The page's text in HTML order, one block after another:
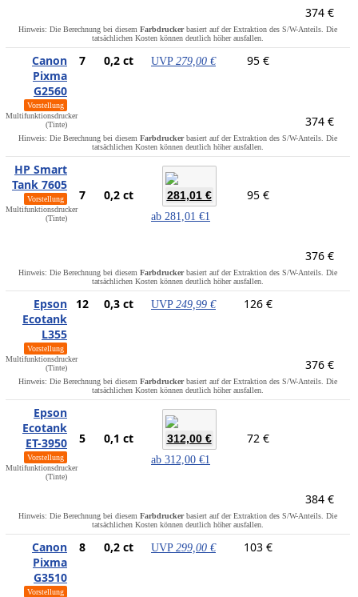
374 €
Hinweis: Die Berechnung bei diesem Farbdruckerbasiert auf der Extraktion des S/W-Anteils. Die
tatsächlichen Kosten können deutlich höher ausfallen.
Canon
Pixma
G2560
Vorstellung
Multifunktionsdrucker
(Tinte)
7 0,2 ct UVP 279,00 € 95 €
374 €
Hinweis: Die Berechnung bei diesem Farbdruckerbasiert auf der Extraktion des S/W-Anteils. Die
tatsächlichen Kosten können deutlich höher ausfallen.
HP Smart
Tank 7605
Vorstellung
Multifunktionsdrucker
(Tinte)
7 0,2 ct 281,01 €
ab 281,01 €1
95 €
376 €
Hinweis: Die Berechnung bei diesem Farbdruckerbasiert auf der Extraktion des S/W-Anteils. Die
tatsächlichen Kosten können deutlich höher ausfallen.
Epson
Ecotank
L355
Vorstellung
Multifunktionsdrucker
(Tinte)
12 0,3 ct UVP 249,99 € 126 €
376 €
Hinweis: Die Berechnung bei diesem Farbdruckerbasiert auf der Extraktion des S/W-Anteils. Die
tatsächlichen Kosten können deutlich höher ausfallen.
Epson
Ecotank
ET-3950
Vorstellung
Multifunktionsdrucker
(Tinte)
5 0,1 ct 312,00 €
ab 312,00 €1
72 €
384 €
Hinweis: Die Berechnung bei diesem Farbdruckerbasiert auf der Extraktion des S/W-Anteils. Die
tatsächlichen Kosten können deutlich höher ausfallen.
Canon
Pixma
G3510
Vorstellung
8 0,2 ct UVP 299,00 € 103 €